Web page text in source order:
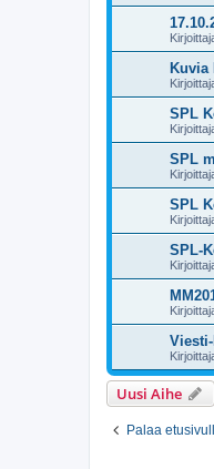
Kuvia
SPL
SPL
SPL
SPL-
Uusi Aihe
Palaa